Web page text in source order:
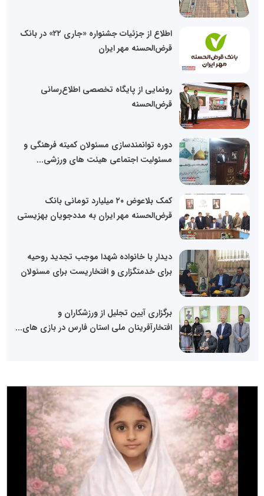
اطلاع از جزئیات جشنواره «جاری ۲۲» در بانک
قرض‌الحسنه مهر ایران
رونمایی از پایگاه تخصصی اطلاع‌رسانی
قرض‌الحسنه
دوره توانمندسازی مسئولان کمیته فرهنگی و
مسئولیت اجتماعی هیئت های ورزشی...
کمک بلاعوض ۲۰ میلیارد تومانی بانک
قرض‌الحسنه مهر ایران به مددجویان بهزیستی
دیدار با خانواده شهدا موجب تجدید روحیه
برای خدمتگزاری و افتخاریست برای مسئولان
برگزاری آیین تجلیل از ورزشکاران و
افتخارآفرینان ملی استان فارس در بازی های...